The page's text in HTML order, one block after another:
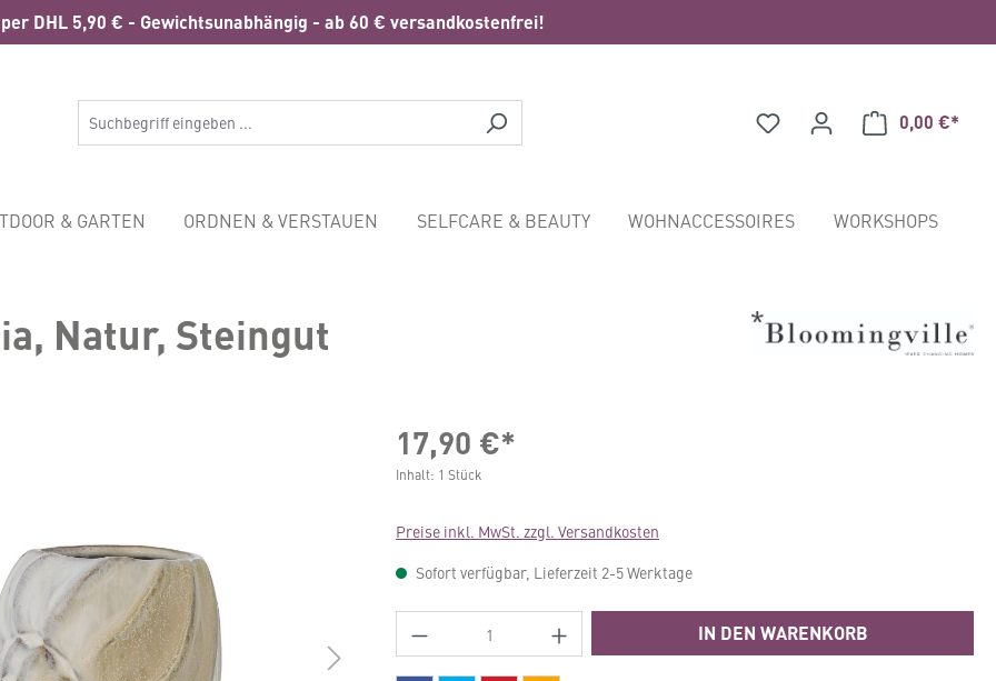
DHL 5,90 € - Gewichtsunabhängig - ab 60 € versandkostenfrei!
0,00 €*
& GARTEN ORDNEN & VERSTAUEN SELFCARE & BEAUTY WOHNACCESSOIRES WORKSHOPS
Natur, Steingut
17,90 €*
Inhalt: 1 Stück
Preise inkl. MwSt. zzgl. Versandkosten
Sofort verfügbar, Lieferzeit 2-5 Werktage
Produkt Anzahl: Gib den gewünschten Wert ein
IN DEN WARENKORB